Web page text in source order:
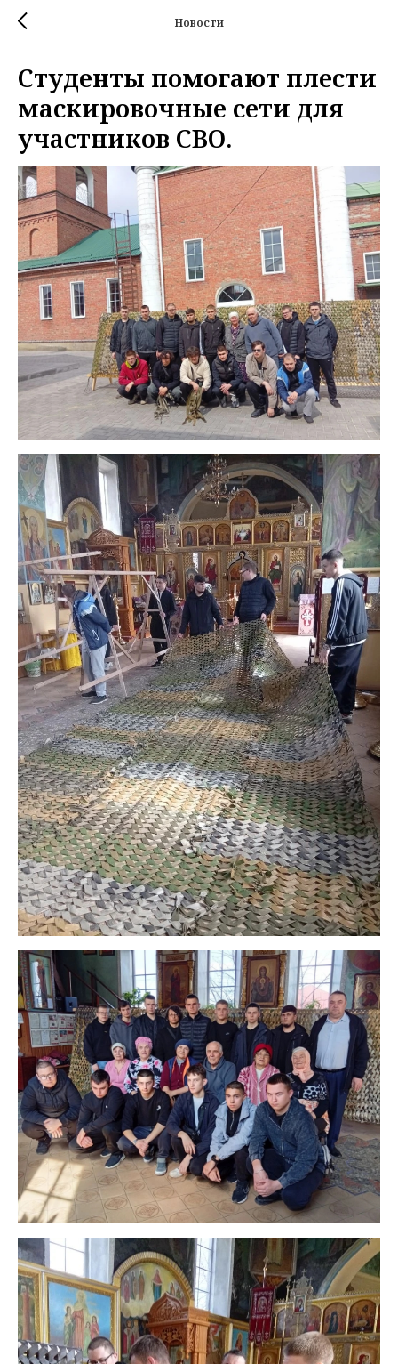
Новости
Студенты помогают плести
маскировочные сети для
участников СВО.